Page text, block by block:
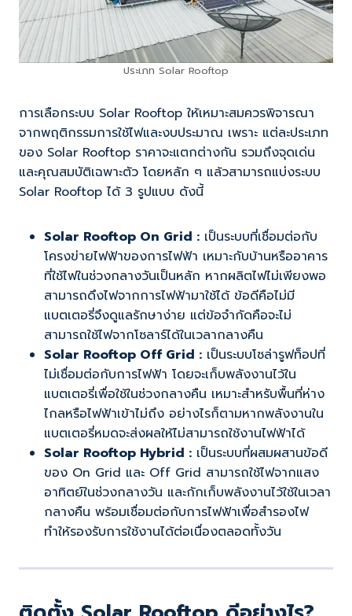
ประเภท Solar Rooftop
การเลือกระบบ Solar Rooftop ให้เหมาะสมควรพิจารณา
จากพฤติกรรมการใช้ไฟและงบประมาณ เพราะ แต่ละประเภท
ของ Solar Rooftop ราคาจะแตกต่างกัน รวมถึงจุดเด่น
และคุณสมบัติเฉพาะตัว โดยหลัก ๆ แล้วสามารถแบ่งระบบ
Solar Rooftop ได้ 3 รูปแบบ ดังนี้
Solar Rooftop On Grid : เป็นระบบที่เชื่อมต่อกับ
โครงข่ายไฟฟ้าของการไฟฟ้า เหมาะกับบ้านหรืออาคาร
ที่ใช้ไฟในช่วงกลางวันเป็นหลัก หากผลิตไฟไม่เพียงพอ
สามารถดึงไฟจากการไฟฟ้ามาใช้ได้ ข้อดีคือไม่มี
แบตเตอรี่จึงดูแลรักษาง่าย แต่ข้อจำกัดคือจะไม่
สามารถใช้ไฟจากโซลาร์ได้ในเวลากลางคืน
Solar Rooftop Off Grid : เป็นระบบโซล่ารูฟท็อปที่
ไม่เชื่อมต่อกับการไฟฟ้า โดยจะเก็บพลังงานไว้ใน
แบตเตอรี่เพื่อใช้ในช่วงกลางคืน เหมาะสำหรับพื้นที่ห่าง
ไกลหรือไฟฟ้าเข้าไม่ถึง อย่างไรก็ตามหากพลังงานใน
แบตเตอรี่หมดจะส่งผลให้ไม่สามารถใช้งานไฟฟ้าได้
Solar Rooftop Hybrid : เป็นระบบที่ผสมผสานข้อดี
ของ On Grid และ Off Grid สามารถใช้ไฟจากแสง
อาทิตย์ในช่วงกลางวัน และกักเก็บพลังงานไว้ใช้ในเวลา
กลางคืน พร้อมเชื่อมต่อกับการไฟฟ้าเพื่อสำรองไฟ
ทำให้รองรับการใช้งานได้ต่อเนื่องตลอดทั้งวัน